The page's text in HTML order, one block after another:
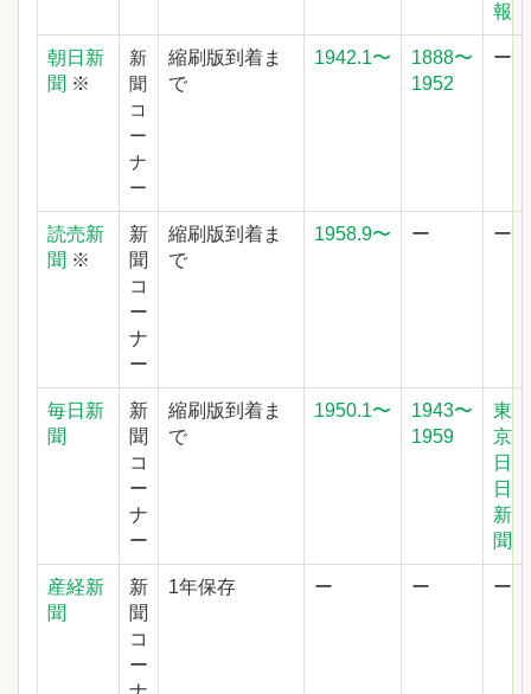
報
朝日新
聞 ※
新
聞
コ
ー
ナ
ー
縮刷版到着ま
で
1942.1〜
1888〜
1952
ー
読売新
聞 ※
新
聞
コ
ー
ナ
ー
縮刷版到着ま
で
1958.9〜 ー ー
毎日新
聞
新
聞
コ
ー
ナ
ー
縮刷版到着ま
で
1950.1〜
1943〜
1959
東
京
日
日
新
聞
産経新
聞
新
聞
コ
ー
1年保存 ー ー ー